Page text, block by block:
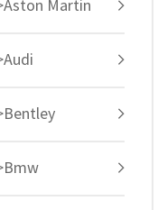
Martin